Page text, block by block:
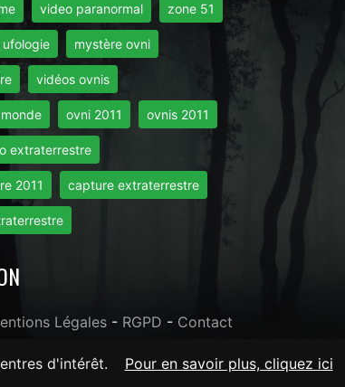
d'intérêt.
Pour en savoir plus, cliquez ici
video paranormal zone 51
ufologie mystère ovni
vidéos ovnis
ovni 2011 ovnis 2011
extraterrestre
2011 capture extraterrestre
Légales - RGPD - Contact